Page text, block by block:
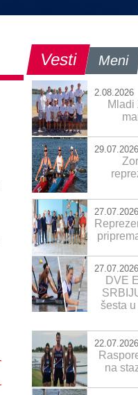
Vesti Meni
2.08.2026
Mladi
29.07.2026
27.07.2026
27.07.2026
DVE
šesta
22.07.2026
na